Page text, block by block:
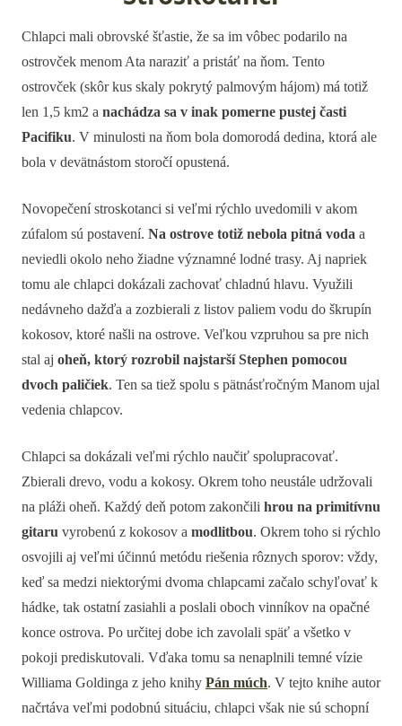
Chlapci mali obrovské šťastie, že sa im vôbec podarilo na
ostrovček menom Ata naraziť a pristáť na ňom. Tento
ostrovček (skôr kus skaly pokrytý palmovým hájom) má totiž
len 1,5 km2 a nachádza sa v inak pomerne pustej časti
Pacifiku. V minulosti na ňom bola domorodá dedina, ktorá ale
bola v devätnástom storočí opustená.
Novopečení stroskotanci si veľmi rýchlo uvedomili v akom
zúfalom sú postavení. Na ostrove totiž nebola pitná voda a
neviedli okolo neho žiadne významné lodné trasy. Aj napriek
tomu ale chlapci dokázali zachovať chladnú hlavu. Využili
nedávneho dažďa a zozbierali z listov paliem vodu do škrupín
kokosov, ktoré našli na ostrove. Veľkou vzpruhou sa pre nich
stal aj oheň, ktorý rozrobil najstarší Stephen pomocou
dvoch paličiek. Ten sa tiež spolu s pätnásťročným Manom ​​ujal
vedenia chlapcov.
Chlapci sa dokázali veľmi rýchlo naučiť spolupracovať.
Zbierali drevo, vodu a kokosy. Okrem toho neustále udržovali
na pláži oheň. Každý deň potom zakončili hrou na primitívnu
gitaru vyrobenú z kokosov a modlitbou. Okrem toho si rýchlo
osvojili aj veľmi účinnú metódu riešenia rôznych sporov: vždy,
keď sa medzi niektorými dvoma chlapcami začalo schyľovať k
hádke, tak ostatní zasiahli a poslali oboch vinníkov na opačné
konce ostrova. Po určitej dobe ich zavolali späť a všetko v
pokoji prediskutovali. Vďaka tomu sa nenaplnili temné vízie
Williama Goldinga z jeho knihy Pán múch. V tejto knihe autor
načrtáva veľmi podobnú situáciu, chlapci však nie sú schopní